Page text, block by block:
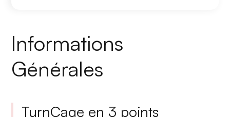
Informations
Générales
TurnCage en 3 points